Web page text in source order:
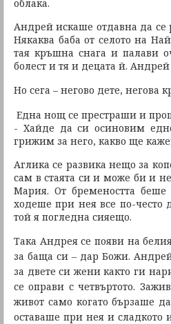
облака.
Андрей искаше отдавна да се
Някаква баба от селото на
тая кръшна снага и палави
болест и тя и децата й.
Но сега – негово дете,
Една нощ се престраши и
- Хайде да си осиновим
грижим за него, какво ще
Аглика се развика нещо за
сам в стаята си и може би и
Мария. От бремеността
ходеше при нея все по-
той я погледна сияещо.
Така Андрея се появи на
за баща си – дар Божи.
за двете си жени както ги
се оправи с четвъртото.
живот само когато бързаше
оставаше при нея и сладкото